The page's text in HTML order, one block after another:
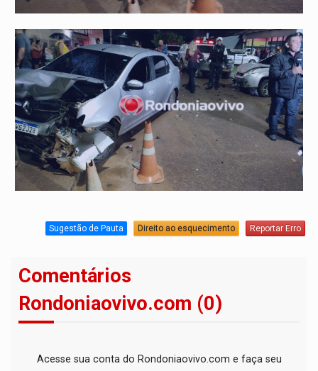
Sugestão de Pauta Direito ao esquecimento Reportar Erro
Comentários
Rondoniaovivo.com (0)
Acesse sua conta do Rondoniaovivo.com e faça seu